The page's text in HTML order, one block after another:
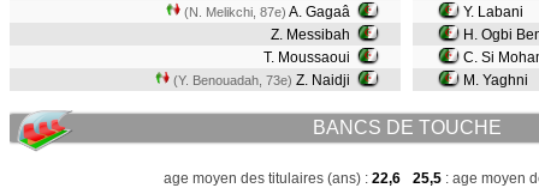
(N. Melikchi, 87e) A. Gagaâ
Z. Messibah
T. Moussaoui
(Y. Benouadah, 73e) Z. Naidji
Y. Labani
H. Ogbi
C. Si
M. Yaghni
BANCS DE TOUCHE
age moyen des titulaires (ans) : 22,6 25,5 : age moyen